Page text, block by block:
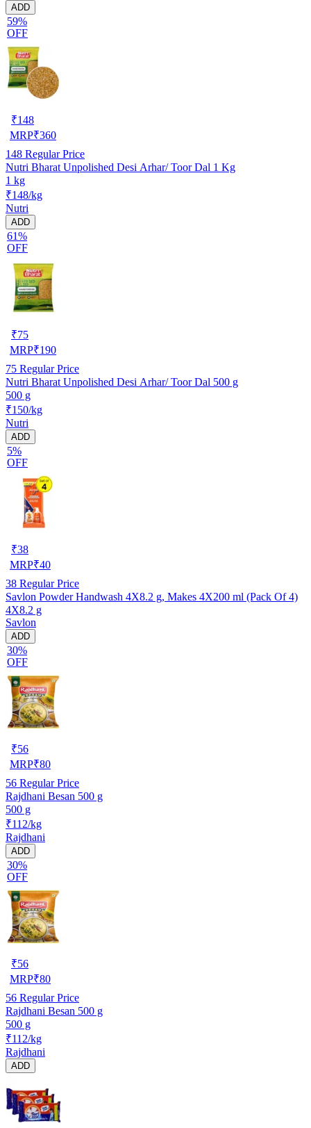
ADD
59%
OFF
₹148
MRP₹360
148 Regular Price
Nutri Bharat Unpolished Desi Arhar/ Toor Dal 1 Kg
1 kg
₹148/kg
Nutri
ADD
61%
OFF
₹75
MRP₹190
75 Regular Price
Nutri Bharat Unpolished Desi Arhar/ Toor Dal 500 g
500 g
₹150/kg
Nutri
ADD
5%
OFF
₹38
MRP₹40
38 Regular Price
Savlon Powder Handwash 4X8.2 g, Makes 4X200 ml (Pack Of 4)
4X8.2 g
Savlon
ADD
30%
OFF
₹56
MRP₹80
56 Regular Price
Rajdhani Besan 500 g
500 g
₹112/kg
Rajdhani
ADD
30%
OFF
₹56
MRP₹80
56 Regular Price
Rajdhani Besan 500 g
500 g
₹112/kg
Rajdhani
ADD